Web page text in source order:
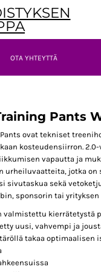
OTA YHTEYTTÄ
Pants
Pants ovat tekniset
kosteudensiirron.
vapautta ja
urheiluvaatteita, jotka
sivutaskua sekä
sponsorin tai yrityksen
valmistettu kierrätetystä
uusi, vahvempi ja
takaa optimaalisen